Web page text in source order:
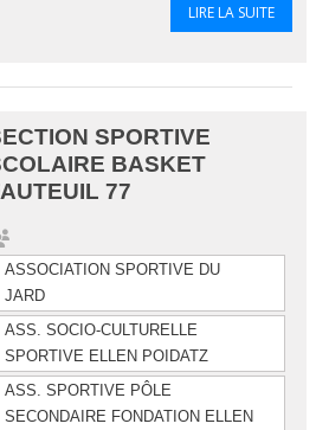
LIRE LA SUITE
SPORTIVE
BASKET
77
ASSOCIATION SPORTIVE DU
JARD
ASS. SOCIO-CULTURELLE
SPORTIVE ELLEN POIDATZ
ASS. SPORTIVE PÔLE
SECONDAIRE FONDATION ELLEN